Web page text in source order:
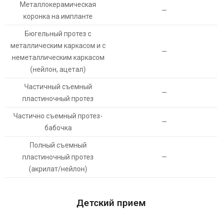
Металлокерамическая
коронка на импланте
—
Бюгельный протез с
металлическим каркасом и с
неметаллическим каркасом
(нейлон, ацетал)
—
Частичный съемный
пластиночный протез
—
Частично съемный протез-
бабочка
—
Полный съемный
пластиночный протез
(акрилат/нейлон)
—
Детский прием